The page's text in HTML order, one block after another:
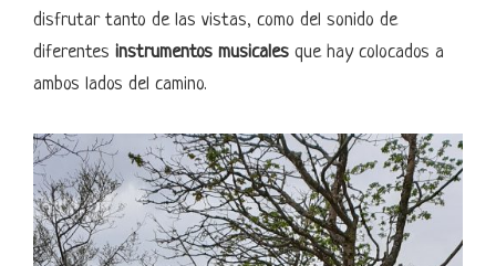
disfrutar tanto de las vistas, como del sonido de
diferentes instrumentos musicales que hay colocados a
ambos lados del camino.